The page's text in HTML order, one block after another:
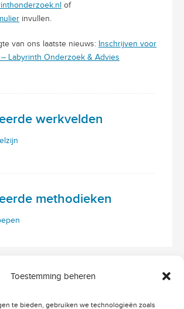
Toestemming beheren
te bieden, gebruiken we technologieën zoals
of
invullen.
van ons laatste nieuws: Inschrijven voor
Labyrinth Onderzoek & Advies
werkvelden
methodieken